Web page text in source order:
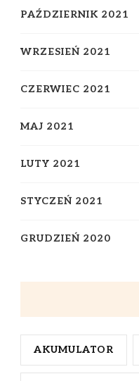
PAŹDZIERNIK 2021
WRZESIEŃ 2021
CZERWIEC 2021
MAJ 2021
LUTY 2021
STYCZEŃ 2021
GRUDZIEŃ 2020
AKUMULATOR